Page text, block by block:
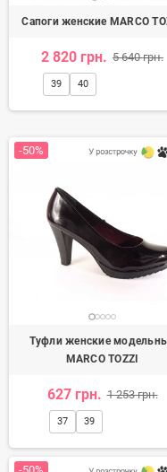
Сапоги женские MARCO
2 820 грн. 5 640 грн.
39 40
-50%
Туфли женские
MARCO TOZZI
627 грн. 1 253 грн.
37 39